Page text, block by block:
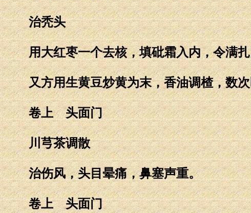
治秃头
用大红枣一个去核，填砒霜入内，令满扎
又方用生黄豆炒黄为末，香油调楂，数次
卷上 头面门
川芎茶调散
治伤风，头目晕痛，鼻塞声重。
卷上 头面门